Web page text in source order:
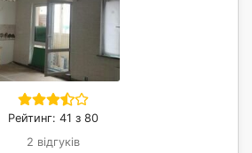
Рейтинг: 41 з 80
2 відгуків